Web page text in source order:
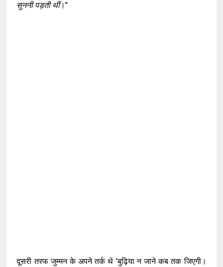
सुननी पड़ती थीं।"
दूसरी तरफ जुम्मन के अपने तर्क थे 'बुढ़िया न जाने कब तक जिएगी।